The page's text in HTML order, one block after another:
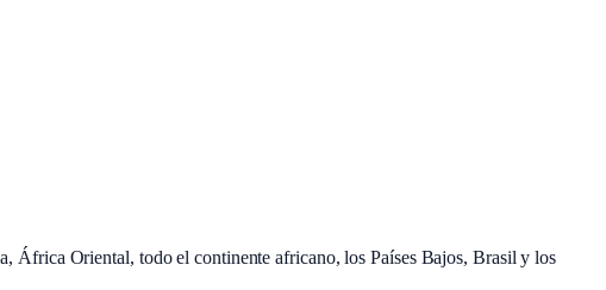
África Oriental, todo el continente africano, los Países Bajos, Brasil y los